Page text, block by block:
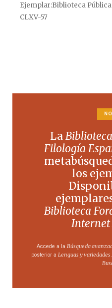
Ejemplar Biblioteca
CLXV-57
La
Filología
los
Biblioteca
Internet
Accede a la Búsqueda
posterior a Lenguas y variedades